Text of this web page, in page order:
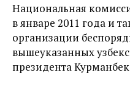
Национальная
в январе 2011 года и
организации
вышеуказанных
президента